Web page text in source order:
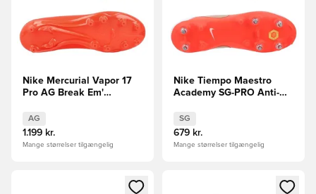
Nike Mercurial Vapor 17
Pro AG Break Em'
AG
1.199 kr.
Mange størrelser tilgængelig
Nike Tiempo Maestro
Academy SG-PRO Anti-
SG
679 kr.
Mange størrelser tilgængelig
Åbner en Modal til at logge ind eller tilmelde dig som
Åbner en Modal til at logge